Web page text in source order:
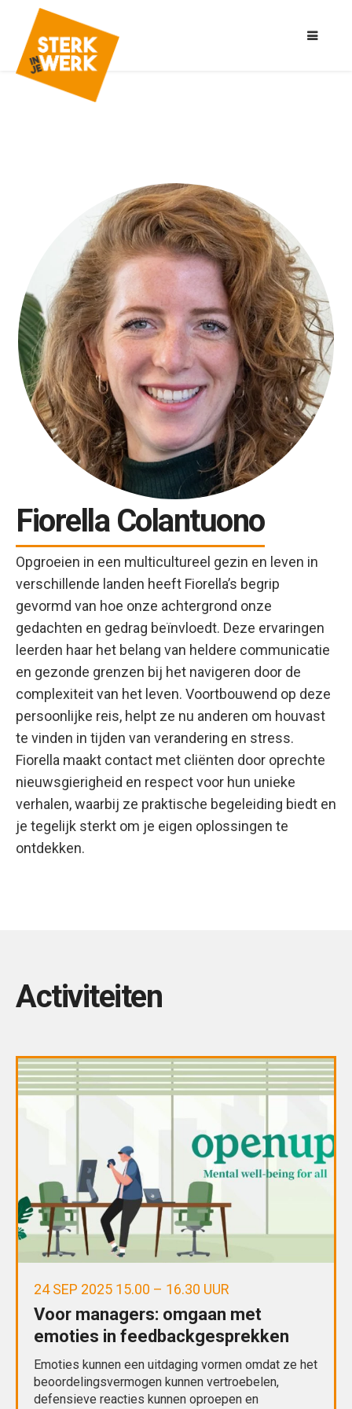
Fiorella Colantuono
Opgroeien in een multicultureel gezin en leven in
verschillende landen heeft Fiorella’s begrip
gevormd van hoe onze achtergrond onze
gedachten en gedrag beïnvloedt. Deze ervaringen
leerden haar het belang van heldere communicatie
en gezonde grenzen bij het navigeren door de
complexiteit van het leven. Voortbouwend op deze
persoonlijke reis, helpt ze nu anderen om houvast
te vinden in tijden van verandering en stress.
Fiorella maakt contact met cliënten door oprechte
nieuwsgierigheid en respect voor hun unieke
verhalen, waarbij ze praktische begeleiding biedt en
je tegelijk sterkt om je eigen oplossingen te
ontdekken.
Activiteiten
24 SEP 2025 15.00 – 16.30 UUR
Voor managers: omgaan met
emoties in feedbackgesprekken
Emoties kunnen een uitdaging vormen omdat ze het
beoordelingsvermogen kunnen vertroebelen,
defensieve reacties kunnen oproepen en